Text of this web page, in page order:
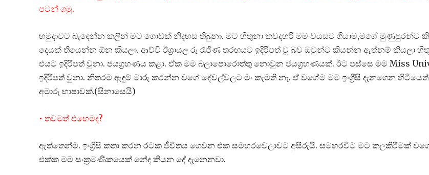
පටන් ගමු.
හමුදාවට බැඳෙන්න කලින් මට ගොඩක් නිදහස තිබුනා. මට හිතුනා කවදහරි මම වයසට ගියාම,මගේ මුණුපුරන්ට
දෙයක් තියෙන්න ඕන කියලා. ආච්චි ඊශ්‍රායල රූ රැජිණ තරඟයට ඉදිරිපත් වූ බව ඔවුන්ට කියන්න ඇත්නම් කියලා
එයට ඉදිරිපත් වුනා. ජයග්‍රහණය කළා. ඒක මම බලාපොරොත්තු නොවුන ජයග්‍රහණයක්. ඊට පස්සෙ මම Miss
ඉදිරිපත් වුනා. නිතරම ඇඳුම් මාරු කරන්න වගේ දේවල්වලට මං කැමති නෑ. ඒ වගේම මම ඉංග්‍රීසි දැනගෙන
අමාරු භාෂාවක්.(සිනාසෙයි)
• තවමත් එහෙමද?
ඇත්තෙන්ම. ඉංග්‍රීසි කතා කරන රටක ජීවිතය ගෙවන එක සමහරවෙලාවට අසීරුයි. සමහරවිට මට කලකිරීමක්
එක්ක මම සංක්‍රමණිකයෙක් නේද කියන දේ දැනෙනවා.